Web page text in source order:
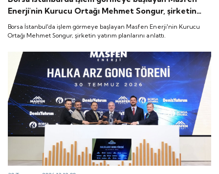
Enerji'nin Kurucu Ortağı Mehmet Songur, şirketin
yatırım planlarını anlattı.
Borsa İstanbul'da işlem görmeye başlayan Masfen Enerji'nin Kurucu
Ortağı Mehmet Songur, şirketin yatırım planlarını anlattı.